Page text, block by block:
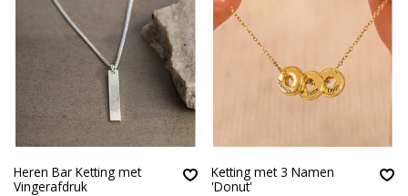
Heren Bar Ketting met
Vingerafdruk
Ketting met 3 Namen
'Donut'